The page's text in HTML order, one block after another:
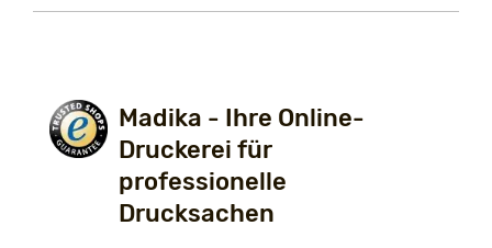
Madika - Ihre Online-
Druckerei für
professionelle
Drucksachen